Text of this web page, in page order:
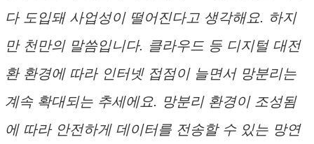
다 도입돼 사업성이 떨어진다고 생각해요. 하지
만 천만의 말씀입니다. 클라우드 등 디지털 대전
환 환경에 따라 인터넷 접점이 늘면서 망분리는
계속 확대되는 추세에요. 망분리 환경이 조성됨
에 따라 안전하게 데이터를 전송할 수 있는 망연